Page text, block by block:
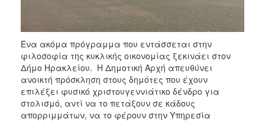
ΤΟΠΟΣ
ΠΟΛΙΤΙΣΜΟΣ
ΑΝΘΕΚΤΙΚΗ
ΠΟΛΗ
Ένα ακόμα πρόγραμμα που εντάσσεται στην
φιλοσοφία της κυκλικής οικονομίας ξεκινάει στον
Δήμο Ηρακλείου. Η Δημοτική Αρχή απευθύνει
ανοικτή πρόσκληση στους δημότες που έχουν
επιλέξει φυσικό χριστουγεννιάτικο δένδρο για
στολισμό, αντί να το πετάξουν σε κάδους
απορριμμάτων, να το φέρουν στην Υπηρεσία